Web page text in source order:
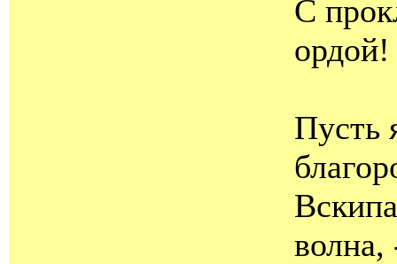
С
ордой!
Пусть
волна,